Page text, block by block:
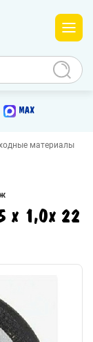
MAX
материалы
х 1,0х 22